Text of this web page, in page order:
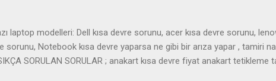
laptop modelleri: Dell kısa devre sorunu, acer kısa devre sorunu,
sorunu, Notebook kısa devre yaparsa ne gibi bir arıza yapar , tamiri
SORULAN SORULAR ; anakart kısa devre fiyat anakart tetikleme